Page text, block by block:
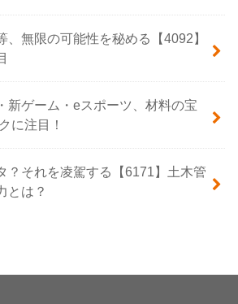
、無限の可能性を秘める【4092】
新ゲーム・eスポーツ、材料の宝
に注目！
？それを凌駕する【6171】土木管
とは？